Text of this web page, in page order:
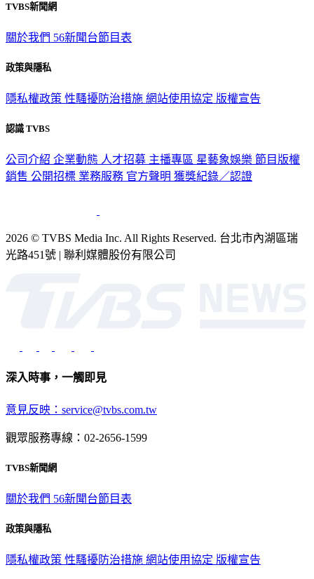
TVBS新聞網
關於我們 56新聞台節目表
政策與隱私
隱私權政策 性騷擾防治措施 網站使用協定 版權宣告
認識 TVBS
公司介紹 企業動態 人才招募 主播專區 星藝象娛樂 節目版權
銷售 公開招標 業務服務 官方聲明 獲獎紀錄／認證
2026 © TVBS Media Inc. All Rights Reserved. 台北市內湖區瑞
光路451號 | 聯利媒體股份有限公司
深入時事，一觸即見
意見反映：service@tvbs.com.tw
觀眾服務專線：02-2656-1599
TVBS新聞網
關於我們 56新聞台節目表
政策與隱私
隱私權政策 性騷擾防治措施 網站使用協定 版權宣告